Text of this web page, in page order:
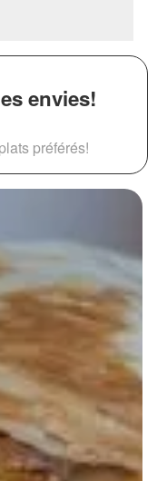
envies!
préférés!